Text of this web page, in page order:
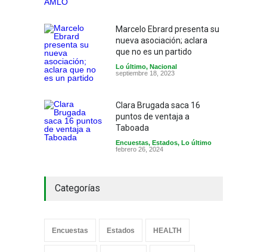
Marcelo Ebrard presenta su
nueva asociación; aclara
que no es un partido
Lo último, Nacional
septiembre 18, 2023
Clara Brugada saca 16
puntos de ventaja a
Taboada
Encuestas, Estados, Lo último
febrero 26, 2024
Categorías
Encuestas Estados HEALTH